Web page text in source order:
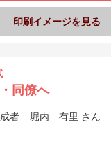
印刷イメージを見る
同僚へ
者 堀内 有里 さん